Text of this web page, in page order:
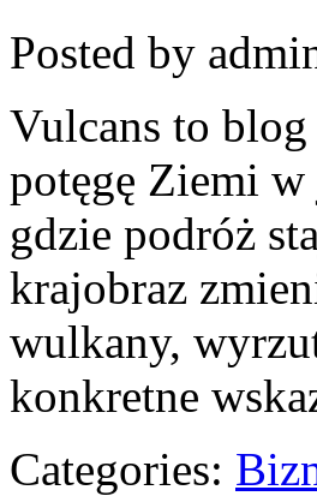
Posted by
Vulcans to
potęgę Ziemi
gdzie podróż
krajobraz
wulkany,
konkretne
Categories: